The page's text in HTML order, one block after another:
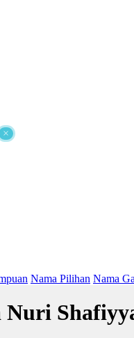
×
Nama Pilihan Nama
Nuri